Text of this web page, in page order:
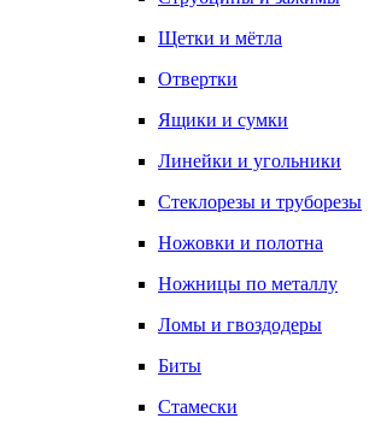
Щетки и мётла
Отвертки
Ящики и сумки
Линейки и угольники
Стеклорезы и труборезы
Ножовки и полотна
Ножницы по металлу
Ломы и гвоздодеры
Биты
Стамески